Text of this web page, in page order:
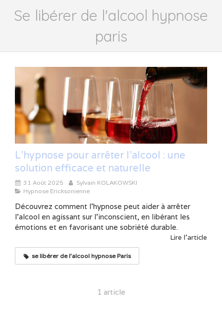
Se libérer de l'alcool hypnose
paris
L’hypnose pour arrêter l’alcool : une
solution efficace et naturelle
31 Août 2025
Sylvain KOLAKOWSKI
Hypnose Ericksonienne
Découvrez comment l’hypnose peut aider à arrêter
l’alcool en agissant sur l’inconscient, en libérant les
émotions et en favorisant une sobriété durable.
Lire l'article
se libérer de l'alcool hypnose Paris
1 article